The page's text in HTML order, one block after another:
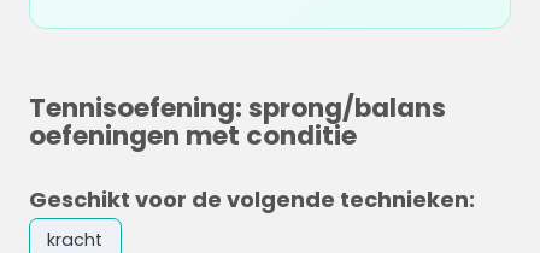
Tennisoefening: sprong/balans
oefeningen met conditie
Geschikt voor de volgende technieken:
kracht